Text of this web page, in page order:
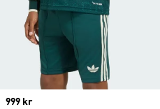
Price
999 kr